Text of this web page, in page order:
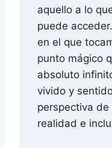
aquello a lo
puede acceder.
en el que
punto mágico
absoluto
vivido y
perspectiva
realidad e